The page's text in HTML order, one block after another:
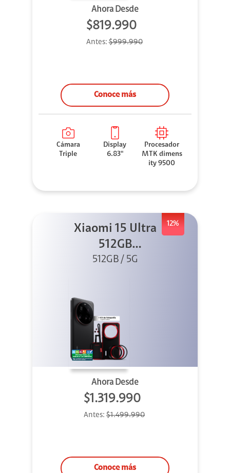
Ahora Desde
$819.990
Antes:$999.990
Conoce más
Cámara
Triple
Display
6.83"
Procesador
MTK dimens
ity 9500
12%
Xiaomi 15 Ultra
512GB
Photography Kit
512GB / 5G
Ahora Desde
$1.319.990
Antes: $1.499.990
Conoce más